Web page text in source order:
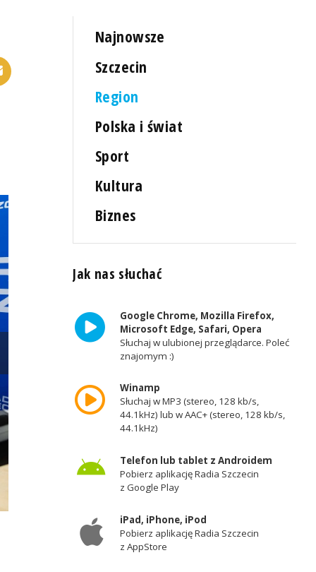
Mateusz Bobek, burmistrz Międzyzdrojów. Fot. Robert Stachnik [Radio
Najnowsze
Szczecin
Region
Polska i świat
Sport
Kultura
Biznes
Jak nas słuchać
Google Chrome, Mozilla Firefox,
Microsoft Edge, Safari, Opera
Słuchaj w ulubionej przeglądarce. Poleć
znajomym :)
Winamp
Słuchaj w MP3 (stereo, 128 kb/s,
44.1kHz) lub w AAC+ (stereo, 128 kb/s,
44.1kHz)
Telefon lub tablet z Androidem
Pobierz aplikację Radia Szczecin
z Google Play
iPad, iPhone, iPod
Pobierz aplikację Radia Szczecin
z AppStore